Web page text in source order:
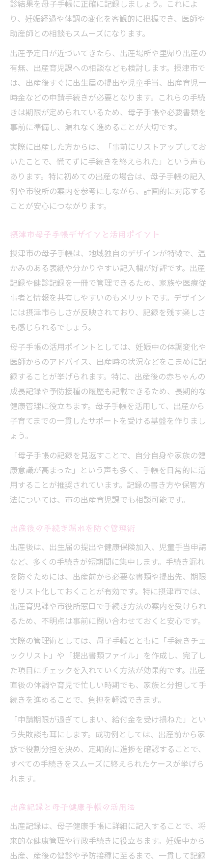
診結果を母子手帳に正確に記録しましょう。これによ
り、妊娠経過や体調の変化を客観的に把握でき、医師や
助産師との相談もスムーズになります。
出産予定日が近づいてきたら、出産場所や里帰り出産の
有無、出産育児課への相談なども検討します。摂津市で
は、出産後すぐに出生届の提出や児童手当、出産育児一
時金などの申請手続きが必要となります。これらの手続
きは期限が定められているため、母子手帳や必要書類を
事前に準備し、漏れなく進めることが大切です。
実際に出産した方からは、「事前にリストアップしてお
いたことで、慌てずに手続きを終えられた」という声も
あります。特に初めての出産の場合は、母子手帳の記入
例や市役所の案内を参考にしながら、計画的に対応する
ことが安心につながります。
摂津市母子手帳デザインと活用ポイント
摂津市の母子手帳は、地域独自のデザインが特徴で、温
かみのある表紙や分かりやすい記入欄が好評です。出産
記録や健診記録を一冊で管理できるため、家族や医療従
事者と情報を共有しやすいのもメリットです。デザイン
には摂津市らしさが反映されており、記録を残す楽しさ
も感じられるでしょう。
母子手帳の活用ポイントとしては、妊娠中の体調変化や
医師からのアドバイス、出産時の状況などをこまめに記
録することが挙げられます。特に、出産後の赤ちゃんの
成長記録や予防接種の履歴も記載できるため、長期的な
健康管理に役立ちます。母子手帳を活用して、出産から
子育てまでの一貫したサポートを受ける基盤を作りまし
ょう。
「母子手帳の記録を見返すことで、自分自身や家族の健
康意識が高まった」という声も多く、手帳を日常的に活
用することが推奨されています。記録の書き方や保管方
法については、市の出産育児課でも相談可能です。
出産後の手続き漏れを防ぐ管理術
出産後は、出生届の提出や健康保険加入、児童手当申請
など、多くの手続きが短期間に集中します。手続き漏れ
を防ぐためには、出産前から必要な書類や提出先、期限
をリスト化しておくことが有効です。特に摂津市では、
出産育児課や市役所窓口で手続き方法の案内を受けられ
るため、不明点は事前に問い合わせておくと安心です。
実際の管理術としては、母子手帳とともに「手続きチェ
ックリスト」や「提出書類ファイル」を作成し、完了し
た項目にチェックを入れていく方法が効果的です。出産
直後の体調や育児で忙しい時期でも、家族と分担して手
続きを進めることで、負担を軽減できます。
「申請期限が過ぎてしまい、給付金を受け損ねた」とい
う失敗談も耳にします。成功例としては、出産前から家
族で役割分担を決め、定期的に進捗を確認することで、
すべての手続きをスムーズに終えられたケースが挙げら
れます。
出産記録と母子健康手帳の活用法
出産記録は、母子健康手帳に詳細に記入することで、将
来的な健康管理や行政手続きに役立ちます。妊娠中から
出産、産後の健診や予防接種に至るまで、一貫して記録